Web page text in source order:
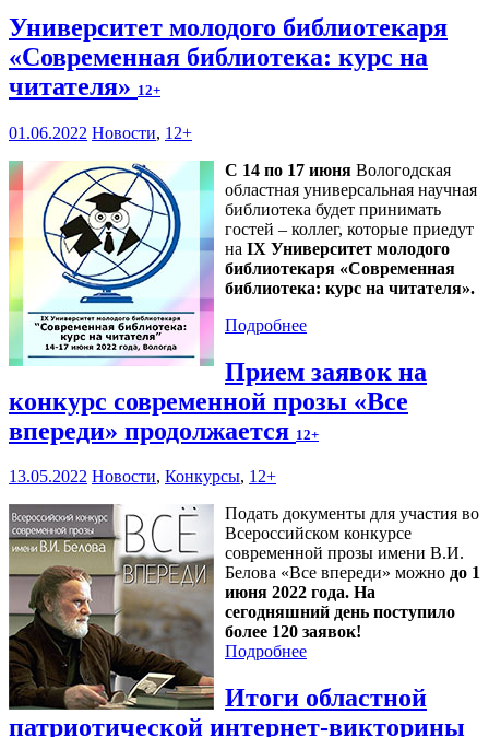
Университет молодого библиотекаря
«Современная библиотека: курс на
читателя» 12+
01.06.2022 Новости, 12+
С 14 по 17 июня Вологодская
областная универсальная научная
библиотека будет принимать
гостей – коллег, которые приедут
на IX Университет молодого
библиотекаря «Современная
библиотека: курс на читателя».
Подробнее
Прием заявок на
конкурс современной прозы «Все
впереди» продолжается 12+
13.05.2022 Новости, Конкурсы, 12+
Подать документы для участия во
Всероссийском конкурсе
современной прозы имени В.И.
Белова «Все впереди» можно до 1
июня 2022 года. На
сегодняшний день поступило
более 120 заявок!
Подробнее
Итоги областной
патриотической интернет-викторины